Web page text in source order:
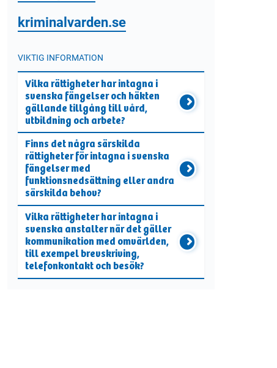
kriminalvarden.se
VIKTIG INFORMATION
Vilka rättigheter har intagna i
svenska fängelser och häkten
gällande tillgång till vård,
utbildning och arbete?
Finns det några särskilda
rättigheter för intagna i svenska
fängelser med
funktionsnedsättning eller andra
särskilda behov?
Vilka rättigheter har intagna i
svenska anstalter när det gäller
kommunikation med omvärlden,
till exempel brevskriving,
telefonkontakt och besök?